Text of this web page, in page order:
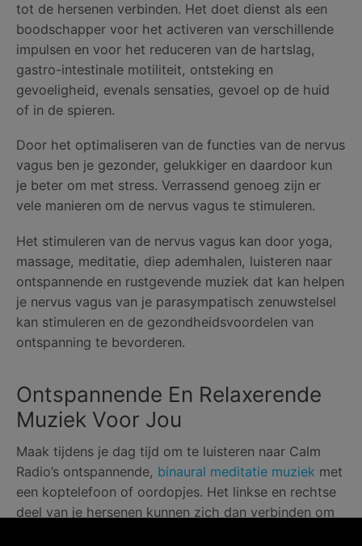
tot de hersenen verbinden. Het doet dienst als een
boodschapper voor het activeren van verschillende
impulsen en voor het reduceren van de hartslag,
gastro-intestinale motiliteit, ontsteking en
gevoeligheid, evenals sensaties, gevoel op de huid
of in de spieren.
Door het optimaliseren van de functies van de nervus
vagus ben je gezonder, gelukkiger en daardoor kun
je beter om met stress. Verrassend genoeg zijn er
vele manieren om de nervus vagus te stimuleren.
Het stimuleren van de nervus vagus kan door yoga,
massage, meditatie, diep ademhalen, luisteren naar
ontspannende en rustgevende muziek dat kan helpen
je nervus vagus van je parasympatisch zenuwstelsel
kan stimuleren en de gezondheidsvoordelen van
ontspanning te bevorderen.
Ontspannende En Relaxerende
Muziek Voor Jou
Maak tijdens je dag tijd om te luisteren naar Calm
Radio’s ontspannende, binaural meditatie muziek met
een koptelefoon of oordopjes. Het linkse en rechtse
deel van je hersenen kunnen zich dan verbinden om